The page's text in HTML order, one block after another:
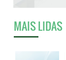
MAIS LIDAS